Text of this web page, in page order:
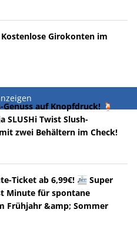
Girokonten im
Genuss auf Knopfdruck! 🍹
SLUSHi Twist Slush-
zwei Behältern im Check!
Ticket ab 6,99€! 🚈 Super
Minute für spontane
Frühjahr &amp; Sommer